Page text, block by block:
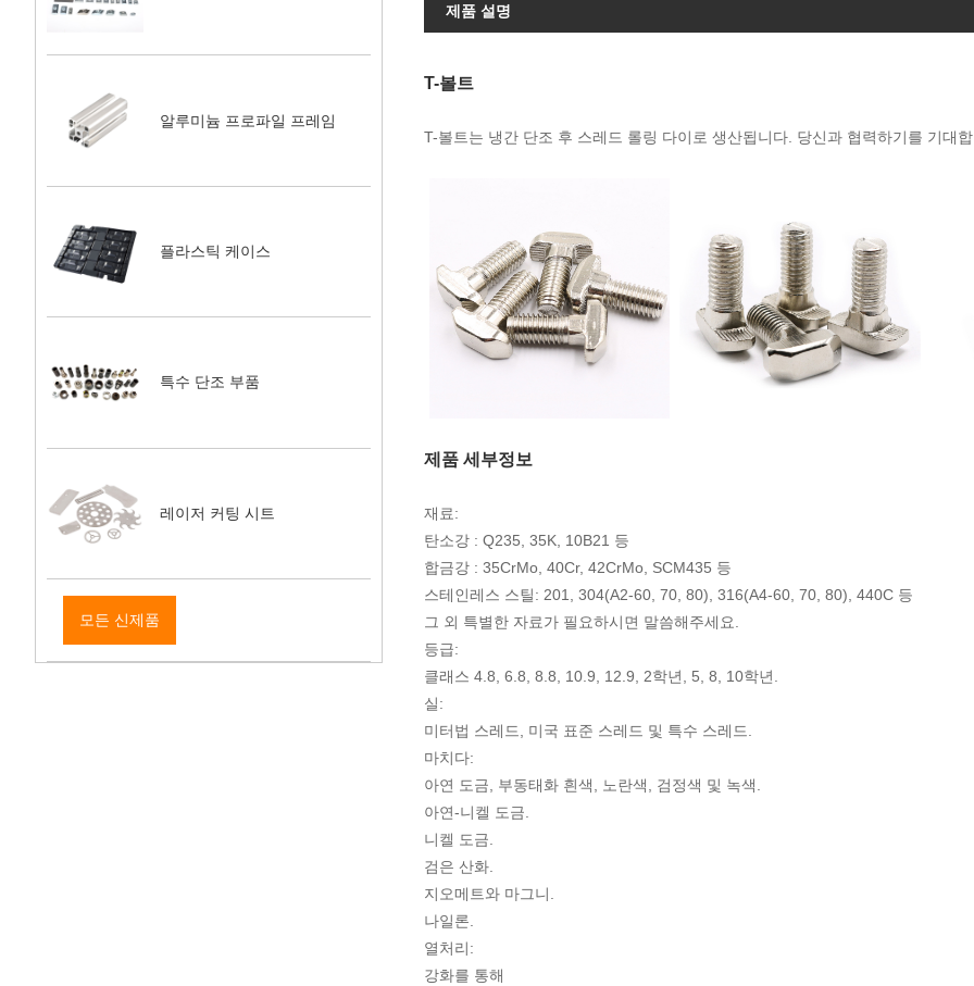
알루미늄 프로파일 프레임
플라스틱 케이스
특수 단조 부품
레이저 커팅 시트
모든 신제품
제품 설명
T-볼트
T-볼트는 냉간 단조 후 스레드 롤링 다이로 생산됩니다. 당신과 협력하기를 기대
제품 세부정보
재료:
탄소강 : Q235, 35K, 10B21 등
합금강 : 35CrMo, 40Cr, 42CrMo, SCM435 등
스테인레스 스틸: 201, 304(A2-60, 70, 80), 316(A4-60, 70, 80), 440C 등
그 외 특별한 자료가 필요하시면 말씀해주세요.
등급:
클래스 4.8, 6.8, 8.8, 10.9, 12.9, 2학년, 5, 8, 10학년.
실:
미터법 스레드, 미국 표준 스레드 및 특수 스레드.
마치다:
아연 도금, 부동태화 흰색, 노란색, 검정색 및 녹색.
아연-니켈 도금.
니켈 도금.
검은 산화.
지오메트와 마그니.
나일론.
열처리:
강화를 통해